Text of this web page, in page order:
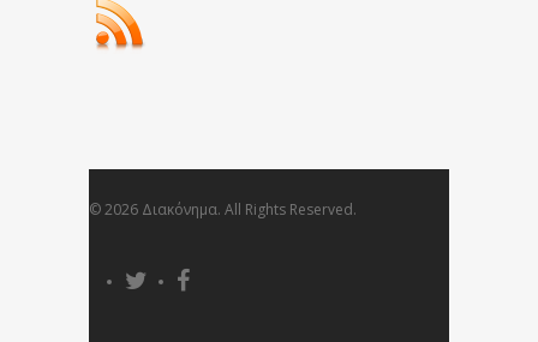
© 2026 Διακόνημα. All Rights Reserved.